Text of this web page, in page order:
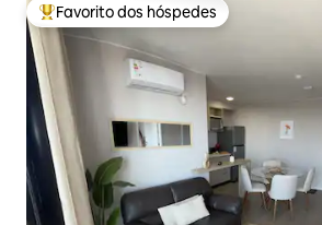
Favoritos dos hóspedes mais apreciados
Favorito dos hóspedes